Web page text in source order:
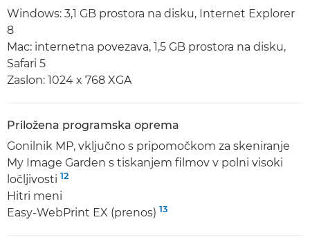
Windows: 3,1 GB prostora na disku, Internet Explorer
8
Mac: internetna povezava, 1,5 GB prostora na disku,
Safari 5
Zaslon: 1024 x 768 XGA
Priložena programska oprema
Gonilnik MP, vključno s pripomočkom za skeniranje
My Image Garden s tiskanjem filmov v polni visoki
ločljivosti 12
Hitri meni
Easy-WebPrint EX (prenos) 13